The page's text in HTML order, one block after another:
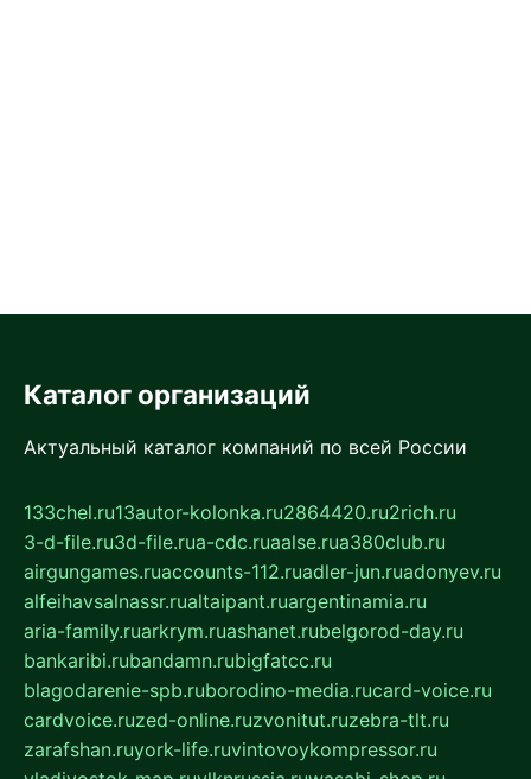
Каталог организаций
Актуальный каталог компаний по всей России
133chel.ru13autor-kolonka.ru2864420.ru2rich.ru
3-d-file.ru3d-file.rua-cdc.ruaalse.rua380club.ru
airgungames.ruaccounts-112.ruadler-jun.ruadonyev.ru
alfeihavsalnassr.rualtaipant.ruargentinamia.ru
aria-family.ruarkrym.ruashanet.rubelgorod-day.ru
bankaribi.rubandamn.rubigfatcc.ru
blagodarenie-spb.ruborodino-media.rucard-voice.ru
cardvoice.ruzed-online.ruzvonitut.ruzebra-tlt.ru
zarafshan.ruyork-life.ruvintovoykompressor.ru